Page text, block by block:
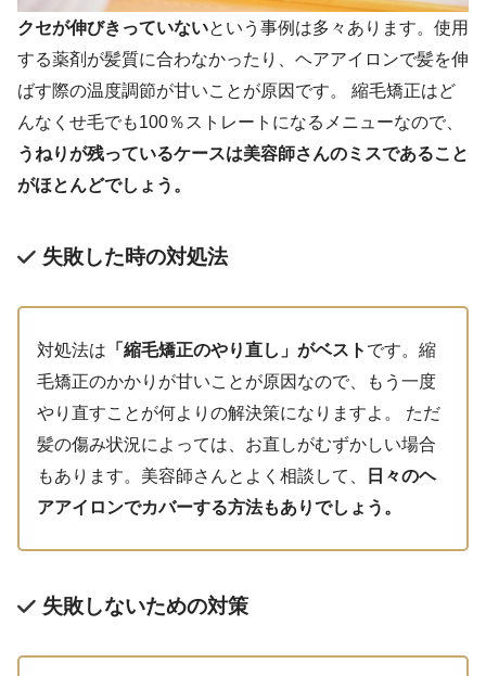
クセが伸びきっていないという事例は多々あります。使用
する薬剤が髪質に合わなかったり、ヘアアイロンで髪を伸
ばす際の温度調節が甘いことが原因です。 縮毛矯正はど
んなくせ毛でも100％ストレートになるメニューなので、
うねりが残っているケースは美容師さんのミスであること
がほとんどでしょう。
失敗した時の対処法
対処法は 「縮毛矯正のやり直し」がベスト です。縮
毛矯正のかかりが甘いことが原因なので、もう一度
やり直すことが何よりの解決策になりますよ。 ただ
髪の傷み状況によっては、お直しがむずかしい場合
もあります。美容師さんとよく相談して、
日々のヘ
アアイロンでカバーする方法もありでしょう。
失敗しないための対策